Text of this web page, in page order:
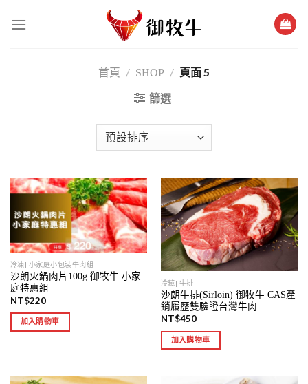
首頁
/ SHOP / 頁面 5
篩選
冷凍| 小家庭小包裝牛肉組
沙朗火鍋肉片100g 御牧牛 小家
庭特惠組
NT$220
加入購物車
冷藏| 牛排
沙朗牛排(Sirloin) 御牧牛 CAS產
銷履歷雙驗證台灣牛肉
NT$450
加入購物車